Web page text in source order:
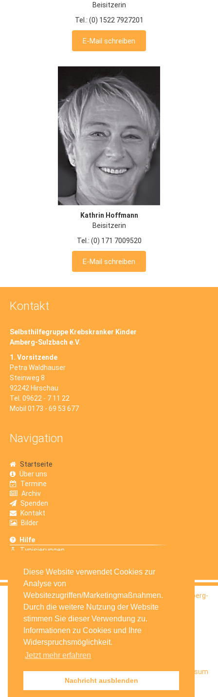
Diese Website verwendet Cookies zur
Analyse von
Websitezugriffen/Marketingmaßnahmen.
Durch die weitere Nutzung der Website
stimmen Sie dieser Verwendung zu.
Informationen zu Cookies und Ihre
Widerspruchsmöglichkeit.
Jetzt mehr erfahren
Nachricht ausblenden
Beisitzerin
Tel.: (0) 1522 7927201
E-Mail schreiben
Kathrin Hoffmann
Beisitzerin
Tel.: (0) 171 7009520
E-Mail schreiben
Kontakt
Selbsthilfegruppe Krebskranker Kinder
Amberg-Sulzbach e.V.
1. Vorsitzende
Petra Waldhauser
Steinweg 8
92242 Hirschau
Tel. 09622 - 7 11 22
Mobil 0173 - 69 53 677
Navigation
Startseite
Über uns
Termine
Archiv
Spenden
Kontakt
Bilder
Hilfe
Typisierungen
© 2016Selbsthilfegruppe Krebskranker Kinder Amberg-
Sulzbach e.V.
Impressum
Datenschutz
Facebook
Startseite